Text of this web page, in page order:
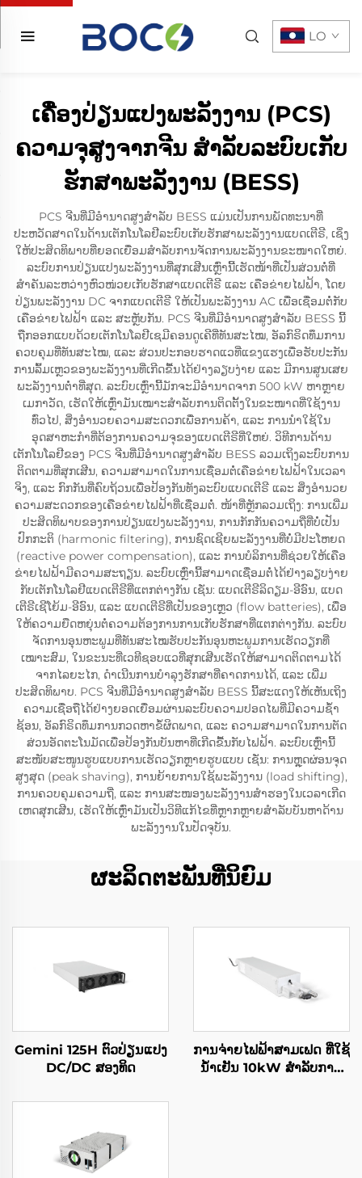
LO
ເຄື່ອງປ່ຽນແປງພະລັງງານ (PCS)
ຄວາມຈຸສູງຈາກຈີນ ສຳລັບລະບົບເກັບ
ຮັກສາພະລັງງານ (BESS)
PCS ຈີນທີ່ມີອຳນາດສູງສຳລັບ BESS ແມ່ນເປັນການພັດທະນາທີ່
ປະຫວັດສາດໃນດ້ານເຕັກໂນໂລຢີລະບົບເກັບຮັກສາພະລັງງານແບດເຕີຣີ, ເຊິ່ງ
ໃຫ້ປະສິດທິພາບທີ່ຍອດເຍື່ອມສຳລັບການຈັດການພະລັງງານຂະໜາດໃຫຍ່.
ລະບົບການປ່ຽນແປງພະລັງງານທີ່ສຸກເສີນເຫຼົ່ານີ້ເຮັດໜ້າທີ່ເປັນສ່ວນຕໍ່ທີ່
ສຳຄັນລະຫວ່າງຫົວໜ່ວຍເກັບຮັກສາແບດເຕີຣີ ແລະ ເຄືອຂ່າຍໄຟຟ້າ, ໂດຍ
ປ່ຽນພະລັງງານ DC ຈາກແບດເຕີຣີ ໃຫ້ເປັນພະລັງງານ AC ເພື່ອເຊື່ອມຕໍ່ກັບ
ເຄືອຂ່າຍໄຟຟ້າ ແລະ ສະຫຼັບກັນ. PCS ຈີນທີ່ມີອຳນາດສູງສຳລັບ BESS ນີ້
ຖືກອອກແບບດ້ວຍເຕັກໂນໂລຢີເຊມີຄອນດູເຄີທີ່ທັນສະໄໝ, ອັລກົຣິດທຶມການ
ຄວບຄຸມທີ່ທັນສະໄໝ, ແລະ ສ່ວນປະກອບຮາດແວທີ່ແຂງແຮງເພື່ອຮັບປະກັນ
ການລົ້ມເຫຼວຂອງພະລັງງານທີ່ເກີດຂື້ນໄດ້ຢ່າງລຽບງ່າຍ ແລະ ມີການສູນເສຍ
ພະລັງງານຕ່ຳທີ່ສຸດ. ລະບົບເຫຼົ່ານີ້ມັກຈະມີອຳນາດຈາກ 500 kW ຫາຫຼາຍ
ເມກາວັດ, ເຮັດໃຫ້ເຫຼົ່າມັນເໝາະສຳລັບການຕິດຕັ້ງໃນຂະໜາດທີ່ໃຊ້ງານ
ທົ່ວໄປ, ສິ່ງອຳນວຍຄວາມສະດວກເພື່ອການຄ້າ, ແລະ ການນຳໃຊ້ໃນ
ອຸດສາຫະກຳທີ່ຕ້ອງການຄວາມຈຸຂອງແບດເຕີຣີທີ່ໃຫຍ່. ວິທີການດ້ານ
ເຕັກໂນໂລຢີຂອງ PCS ຈີນທີ່ມີອຳນາດສູງສຳລັບ BESS ລວມເຖິງລະບົບການ
ຕິດຕາມທີ່ສຸກເສີນ, ຄວາມສາມາດໃນການເຊື່ອມຕໍ່ເຄືອຂ່າຍໄຟຟ້າໃນເວລາ
ຈິງ, ແລະ ກົກກັນທີ່ຄົບຖ້ວນເພື່ອປ້ອງກັນທັງລະບົບແບດເຕີຣີ ແລະ ສິ່ງອຳນວຍ
ຄວາມສະດວກຂອງເຄືອຂ່າຍໄຟຟ້າທີ່ເຊື່ອມຕໍ່. ໜ້າທີ່ຫຼັກລວມເຖິງ: ການເພີ່ມ
ປະສິດທິພາບຂອງການປ່ຽນແປງພະລັງງານ, ການກັກກັນຄວາມຖີ່ທີ່ບໍ່ເປັນ
ປົກກະຕິ (harmonic filtering), ການຊົດເຊີຍພະລັງງານທີ່ບໍ່ມີປະໂຫຍດ
(reactive power compensation), ແລະ ການບໍລິການທີ່ຊ່ວຍໃຫ້ເຄືອ
ຂ່າຍໄຟຟ້າມີຄວາມສະຖຽນ. ລະບົບເຫຼົ່ານີ້ສາມາດເຊື່ອມຕໍ່ໄດ້ຢ່າງລຽບງ່າຍ
ກັບເຕັກໂນໂລຢີແບດເຕີຣີທີ່ແຕກຕ່າງກັນ ເຊັ່ນ: ແບດເຕີຣີລິດຽມ-ອີອົນ, ແບດ
ເຕີຣີເຊີໂຍ້ມ-ອີອົນ, ແລະ ແບດເຕີຣີທີ່ເປັນຂອງເຫຼວ (flow batteries), ເພື່ອ
ໃຫ້ຄວາມຍືດຫຍຸ່ນຕໍ່ຄວາມຕ້ອງການການເກັບຮັກສາທີ່ແຕກຕ່າງກັນ. ລະບົບ
ຈັດການອຸນຫະພູມທີ່ທັນສະໄໝຮັບປະກັນອຸນຫະພູມການເຮັດວຽກທີ່
ເໝາະສົມ, ໃນຂະນະທີ່ເວທີຊອບແວທີ່ສຸກເສີນເຮັດໃຫ້ສາມາດຕິດຕາມໄດ້
ຈາກໄລຍະໄກ, ດຳເນີນການບໍາລຸງຮັກສາທີ່ຄາດການໄດ້, ແລະ ເພີ່ມ
ປະສິດທິພາບ. PCS ຈີນທີ່ມີອຳນາດສູງສຳລັບ BESS ນີ້ສະແດງໃຫ້ເຫັນເຖິງ
ຄວາມເຊື່ອຖືໄດ້ຢ່າງຍອດເຍື່ອມຜ່ານລະບົບຄວາມປອດໄພທີ່ມີຄວາມຊ້ຳ
ຊ້ອນ, ອັລກົຣິດທຶມການກວດຫາຂໍ້ຜິດພາດ, ແລະ ຄວາມສາມາດໃນການຕັດ
ສ່ວນອັດຕະໂນມັດເພື່ອປ້ອງກັນບັນຫາທີ່ເກີດຂື້ນກັບໄຟຟ້າ. ລະບົບເຫຼົ່ານີ້
ສະໜັບສະໜູນຮູບແບບການເຮັດວຽກຫຼາຍຮູບແບບ ເຊັ່ນ: ການຫຼຸດຜ່ອນຈຸດ
ສູງສຸດ (peak shaving), ການຍ້າຍການໃຊ້ພະລັງງານ (load shifting),
ການຄວບຄຸມຄວາມຖີ່, ແລະ ການສະໜອງພະລັງງານສຳຮອງໃນເວລາເກີດ
ເຫດສຸກເສີນ, ເຮັດໃຫ້ເຫຼົ່າມັນເປັນວິທີແກ້ໄຂທີ່ຫຼາກຫຼາຍສຳລັບບັນຫາດ້ານ
ພະລັງງານໃນປັດຈຸບັນ.
ຜະລິດຕະພັນທີ່ນິຍົມ
Gemini 125H ຕົວປ່ຽນແປງ
DC/DC ສອງທິດ
ການຈ່າຍໄຟຟ້າສາມເຟດ ທີ່ໃຊ້
ນ້ຳເຢັນ 10kW ສຳລັບການ